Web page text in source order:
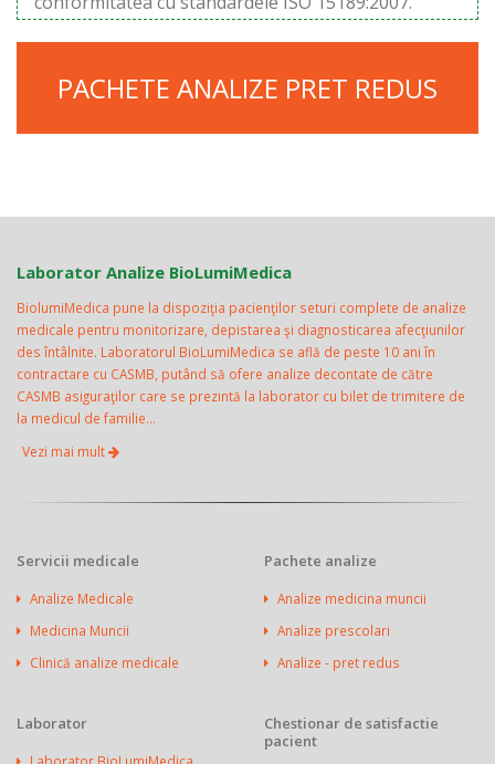
PACHETE ANALIZE PRET REDUS
Laborator Analize BioLumiMedica
BiolumiMedica pune la dispoziţia pacienţilor seturi complete de analize
medicale pentru monitorizare, depistarea şi diagnosticarea afecţiunilor
des întâlnite. Laboratorul BioLumiMedica se află de peste 10 ani în
contractare cu CASMB, putând să ofere analize decontate de către
CASMB asiguraţilor care se prezintă la laborator cu bilet de trimitere de
la medicul de familie...
Vezi mai mult
Servicii medicale
Analize Medicale
Medicina Muncii
Clinică analize medicale
Pachete analize
Analize medicina muncii
Analize prescolari
Analize - pret redus
Laborator
Chestionar de satisfactie
pacient